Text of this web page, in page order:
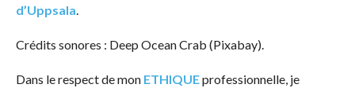
d’Uppsala.
Crédits sonores : Deep Ocean Crab (Pixabay).
Dans le respect de mon ETHIQUEprofessionnelle, je